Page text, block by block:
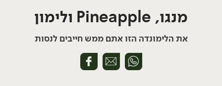
מנגו, Pineapple ולימון
את הלימונדה הזו אתם ממש חייבים לנסות